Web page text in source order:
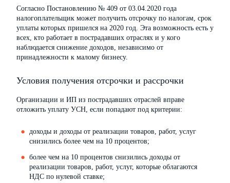
Согласно Постановлению № 409 от 03.04.2020 года
налогоплательщик может получить отсрочку по налогам, срок
уплаты которых пришелся на 2020 год. Эта возможность есть у
всех, кто работает в пострадавших отраслях и у кого
наблюдается снижение доходов, независимо от
принадлежности к малому бизнесу.
Условия получения отсрочки и рассрочки
Организации и ИП из пострадавших отраслей вправе
отложить уплату УСН, если попадают под критерии:
доходы и доходы от реализации товаров, работ, услуг
снизились более чем на 10 процентов;
более чем на 10 процентов снизились доходы от
реализации товаров, работ, услуг, которые облагаются
НДС по нулевой ставке;